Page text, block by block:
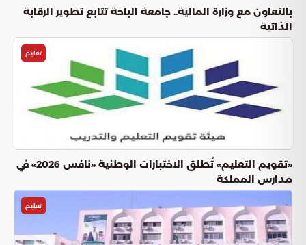
بالتعاون مع وزارة المالية.. جامعة الباحة تتابع تطوير الرقابة
الذاتية
تعليم
«تقويم التعليم» تُطلق الاختبارات الوطنية «نافس 2026» في
مدارس المملكة
تعليم